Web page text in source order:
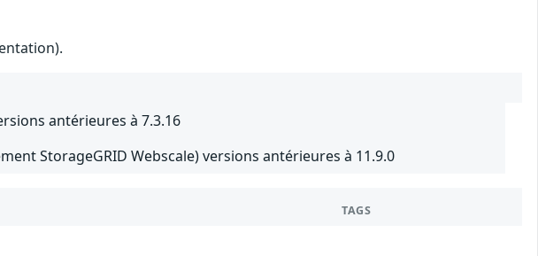
antérieures à 7.3.16
StorageGRID Webscale) versions antérieures à 11.9.0
TAGS